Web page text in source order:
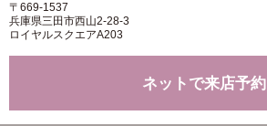
〒669-1537
兵庫県三田市西山2-28-3
ロイヤルスクエアA203
ネットで来店予約